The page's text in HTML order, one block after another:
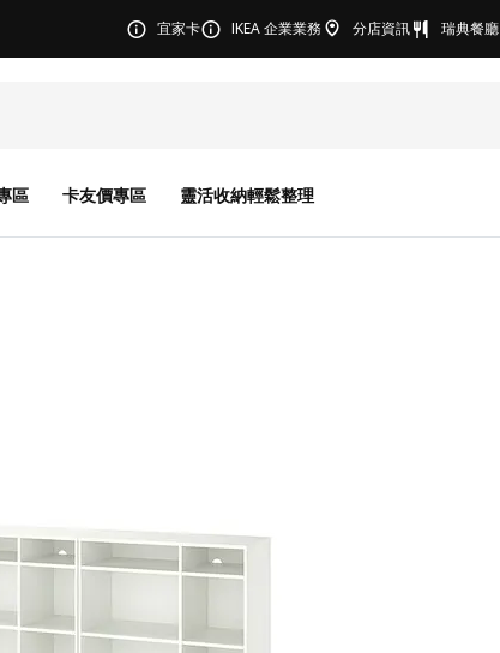
宜家卡 IKEA 企業業務 分店資訊 瑞典餐廳
區 卡友價專區 靈活收納輕鬆整理